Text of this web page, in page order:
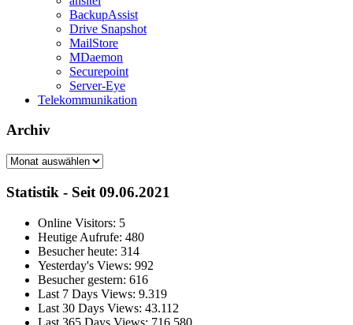
BackupAssist
Drive Snapshot
MailStore
MDaemon
Securepoint
Server-Eye
Telekommunikation
Archiv
Archiv
Statistik - Seit 09.06.2021
Online Visitors: 5
Heutige Aufrufe: 480
Besucher heute: 314
Yesterday's Views: 992
Besucher gestern: 616
Last 7 Days Views: 9.319
Last 30 Days Views: 43.112
Last 365 Days Views: 716.580